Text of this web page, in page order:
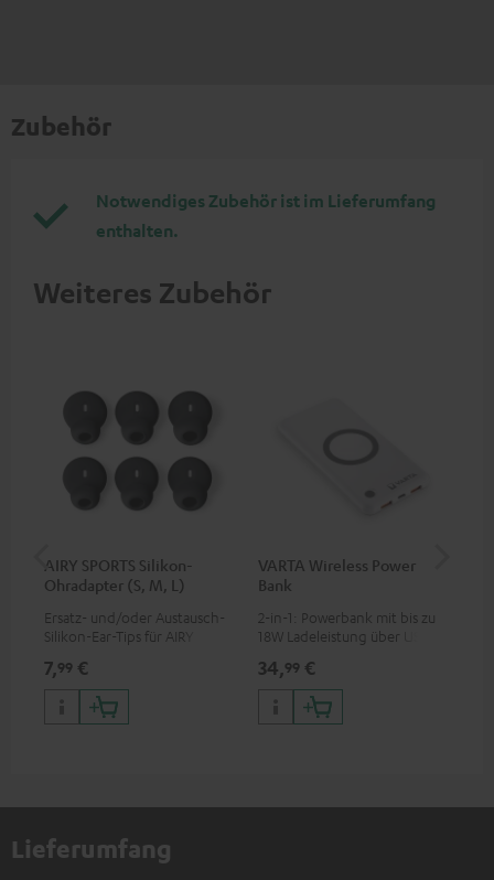
Zubehör
Notwendiges Zubehör ist im Lieferumfang
enthalten.
Weiteres Zubehör
AIRY SPORTS Silikon-
Ohradapter (S, M, L)
Ersatz- und/oder Austausch-
Silikon-Ear-Tips für AIRY
7,99 €
VARTA Wireless Power
Bank
2-in-1: Powerbank mit bis zu
18W Ladeleistung über USB
bis zu 10W Ladestrom
34,99 €
Lieferumfang